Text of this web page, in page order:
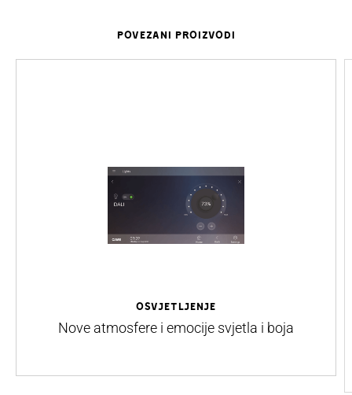
POVEZANI PROIZVODI
OSVJETLJENJE
Nove atmosfere i emocije svjetla i boja